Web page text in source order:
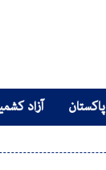
پاکستان آزاد